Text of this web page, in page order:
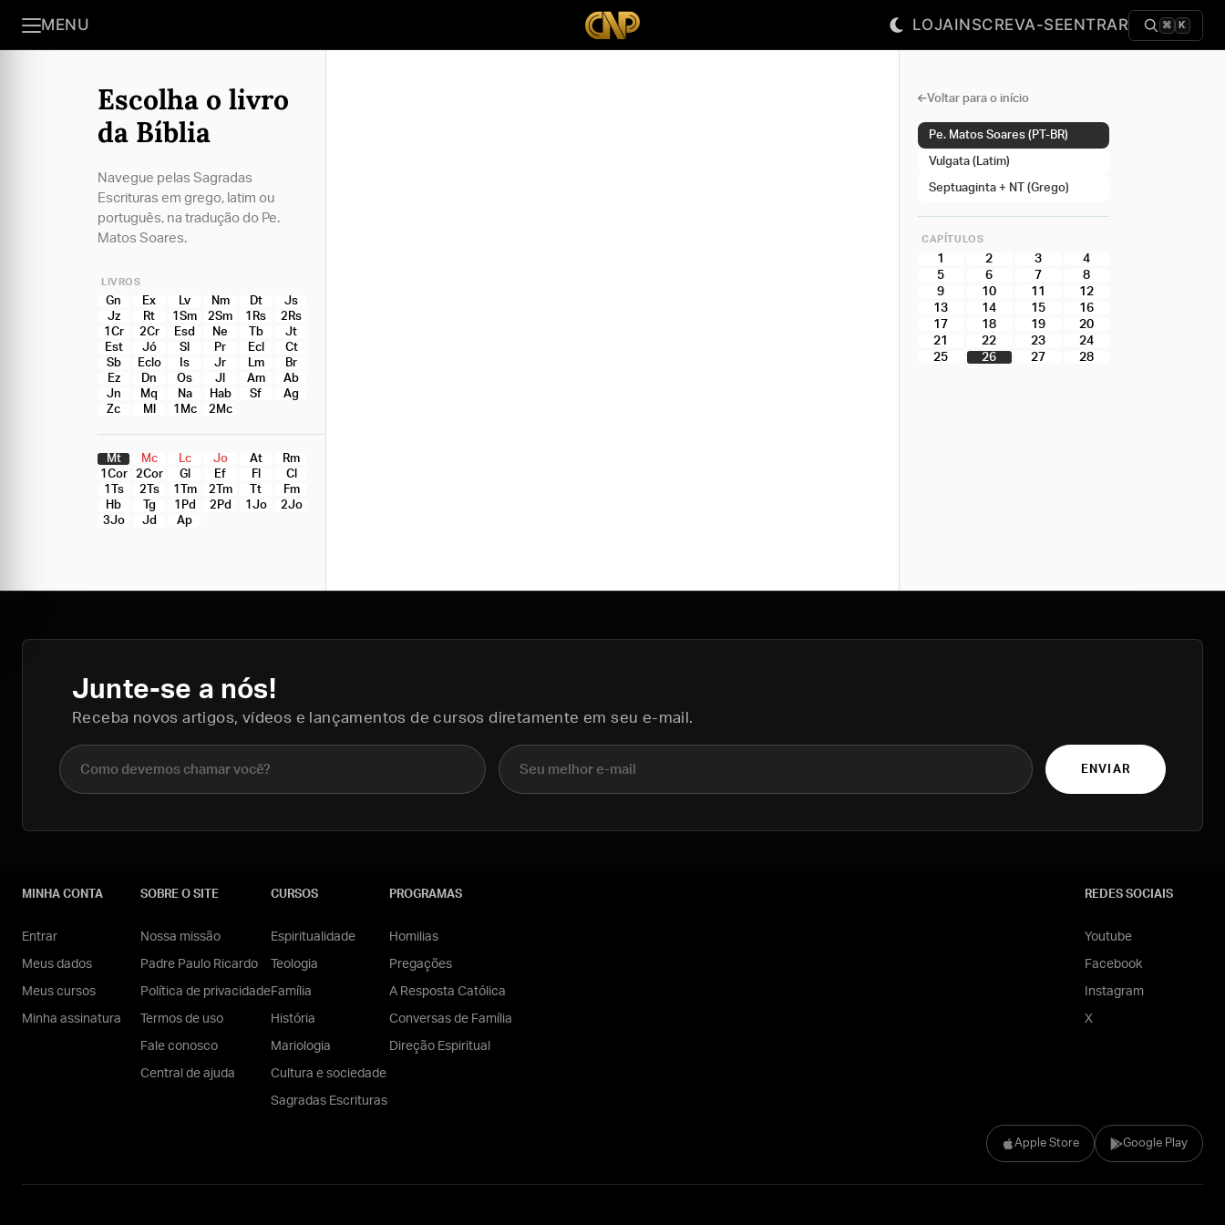
MENU LOJAINSCREVA-SEENTRAR ⌘ K
Escolha o livro
da Bíblia
Navegue pelas Sagradas
Escrituras em grego, latim ou
português, na tradução do Pe.
Matos Soares.
LIVROS
Gn Ex Lv Nm Dt
Js
Jz
Rt 1Sm 2Sm 1Rs
2Rs
1Cr
2Cr Esd Ne Tb
Jt
Est
Jó Sl Pr Ecl
Ct
Sb
Eclo Is Jr Lm
Br
Ez
Dn Os Jl Am
Ab
Jn
Mq Na Hab Sf
Ag
Zc
Ml 1Mc 2Mc
Mt Mc Lc Jo At
Rm
1Cor
2Cor Gl Ef Fl
Cl
1Ts
2Ts 1Tm 2Tm Tt
Fm
Hb
Tg 1Pd 2Pd 1Jo
2Jo
3Jo
Jd Ap
Voltar para o início
Pe. Matos Soares (PT-BR)
Vulgata (Latim)
Septuaginta + NT (Grego)
CAPÍTULOS
1 2 3
4
5
6 7
8
9
10 11
12
13
14 15
16
17
18 19
20
21
22 23
24
25
26 27 28
Junte-se a nós!
Receba novos artigos, vídeos e lançamentos de cursos diretamente em seu e-mail.
Nome completo E-mail
ENVIAR
Apple Store Google Play
MINHA CONTA
Entrar
Meus dados
Meus cursos
Minha assinatura
SOBRE O SITE
Nossa missão
Padre Paulo Ricardo
Política de privacidade
Termos de uso
Fale conosco
Central de ajuda
CURSOS
Espiritualidade
Teologia
Família
História
Mariologia
Cultura e sociedade
Sagradas Escrituras
PROGRAMAS
Homilias
Pregações
A Resposta Católica
Conversas de Família
Direção Espiritual
REDES SOCIAIS
Youtube
Facebook
Instagram
X